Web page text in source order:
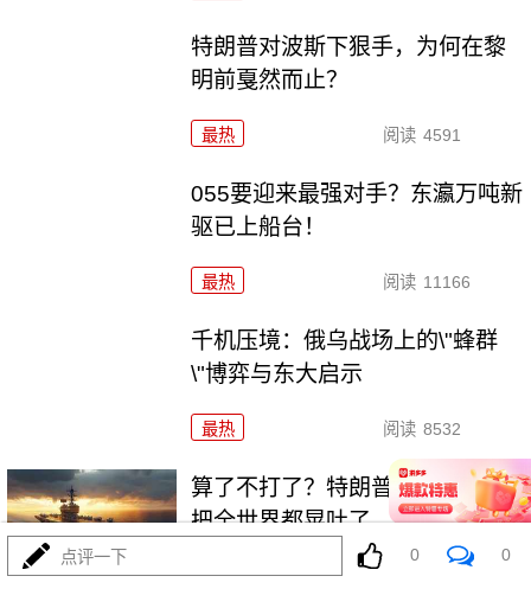
特朗普对波斯下狠手，为何在黎
明前戛然而止？
最热 阅读 4591
055要迎来最强对手？东瀛万吨新
驱已上船台！
最热 阅读 11166
千机压境：俄乌战场上的\"蜂群
\"博弈与东大启示
最热 阅读 8532
算了不打了？特朗普这脚刹车，
把全世界都晃吐了
最热
点评一下 0 0